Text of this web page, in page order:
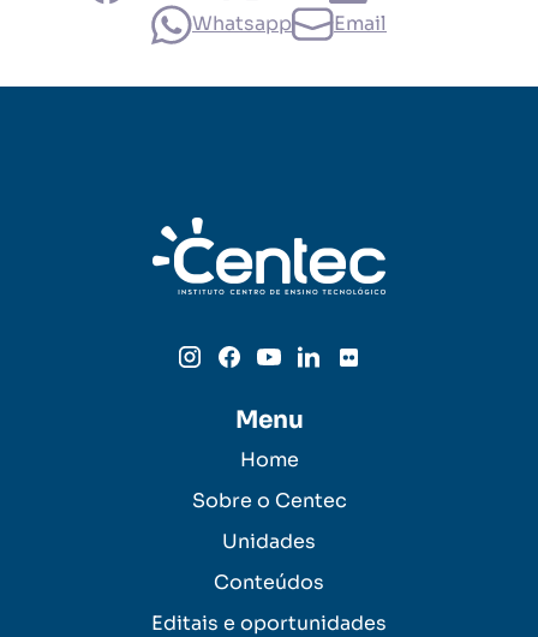
Whatsapp
Email
Menu
Home
Sobre o Centec
Unidades
Conteúdos
Editais e oportunidades